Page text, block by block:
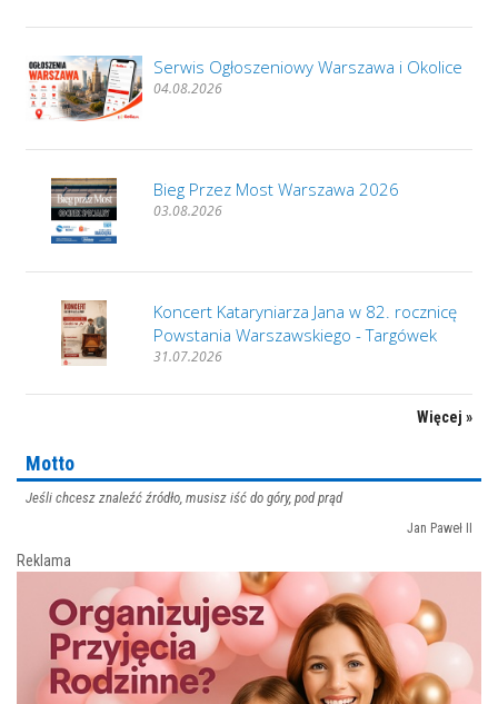
Serwis Ogłoszeniowy Warszawa i Okolice
04.08.2026
Bieg Przez Most Warszawa 2026
03.08.2026
Koncert Kataryniarza Jana w 82. rocznicę
Powstania Warszawskiego - Targówek
31.07.2026
Więcej »
Motto
Jeśli chcesz znaleźć źródło, musisz iść do góry, pod prąd
Jan Paweł II
Reklama